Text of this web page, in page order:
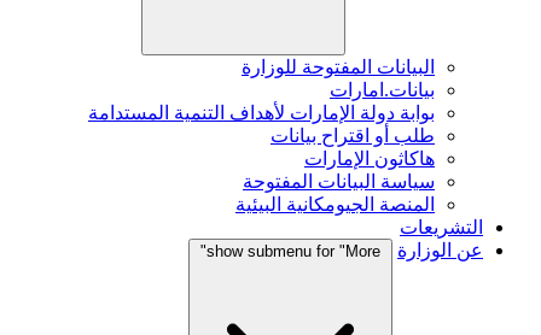
البيانات المفتوحة للوزارة
بيانات.امارات
بوابة دولة الإمارات لأهداف التنمية المستدامة
طلب أو اقتراح بيانات
هاكاثون الإمارات
سياسة البيانات المفتوحة
المنصة الجيومكانية البيئية
التشريعات
عن الوزارة
show submenu for "More"